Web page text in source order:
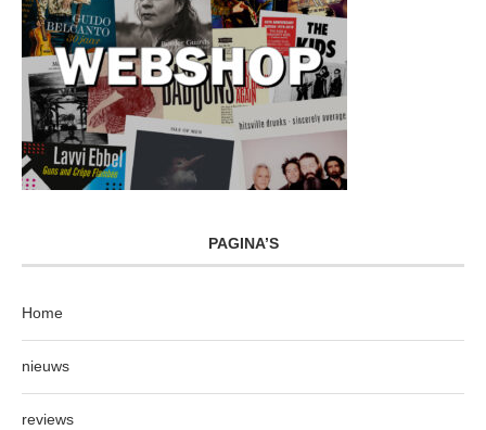
PAGINA’S
Home
nieuws
reviews